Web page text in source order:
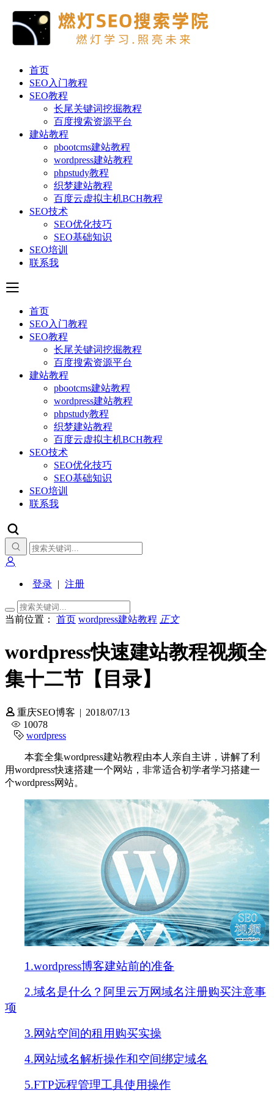
首页
SEO入门教程
SEO教程
长尾关键词挖掘教程
百度搜索资源平台
建站教程
pbootcms建站教程
wordpress建站教程
phpstudy教程
织梦建站教程
百度云虚拟主机BCH教程
SEO技术
SEO优化技巧
SEO基础知识
SEO培训
联系我
首页
SEO入门教程
SEO教程
长尾关键词挖掘教程
百度搜索资源平台
建站教程
pbootcms建站教程
wordpress建站教程
phpstudy教程
织梦建站教程
百度云虚拟主机BCH教程
SEO技术
SEO优化技巧
SEO基础知识
SEO培训
联系我
登录 | 注册
当前位置： 首页 wordpress建站教程 正文
wordpress快速建站教程视频全
集十二节【目录】
重庆SEO博客 | 2018/07/13
10078
wordpress
本套全集wordpress建站教程由本人亲自主讲，讲解了利
用wordpress快速搭建一个网站，非常适合初学者学习搭建一
个wordpress网站。
1.wordpress博客建站前的准备
2.域名是什么？阿里云万网域名注册购买注意事
项
3.网站空间的租用购买实操
4.网站域名解析操作和空间绑定域名
5.FTP远程管理工具使用操作